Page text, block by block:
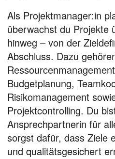
Als Projektmanager:in
überwachst du Projekte
hinweg – von der
Abschluss. Dazu
Budgetplanung,
Risikomanagement
Projektcontrolling. Du
Ansprechpartnerin für
sorgst dafür, dass Ziele
und qualitätsgesichert